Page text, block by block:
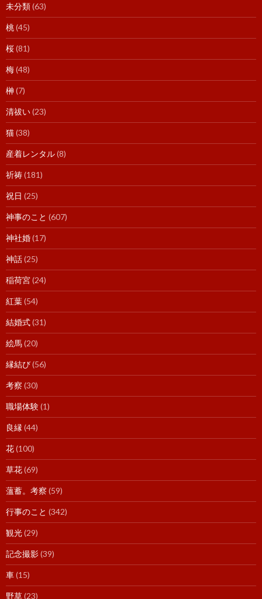
未分類(63)
桃(45)
桜(81)
梅(48)
榊(7)
清祓い(23)
猫(38)
産着レンタル(8)
祈祷(181)
祝日 (25)
神事のこと (607)
神社婚(17)
神話(25)
稲荷宮(24)
紅葉(54)
結婚式(31)
絵馬(20)
縁結び(56)
考察 (30)
職場体験(1)
良縁 (44)
花(100)
草花(69)
薀蓄。考察 (59)
行事のこと (342)
観光(29)
記念撮影(39)
車(15)
野草(23)